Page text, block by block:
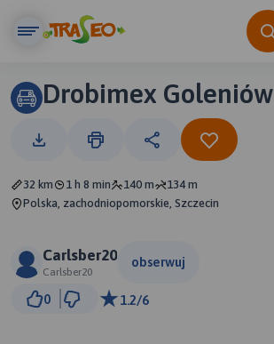
Drobimex Goleniów
32 km 1 h 8 min 140 m
134 m
Polska, zachodniopomorskie, Szczecin
Carlsber20
Carlsber20
obserwuj
0 1.2/6